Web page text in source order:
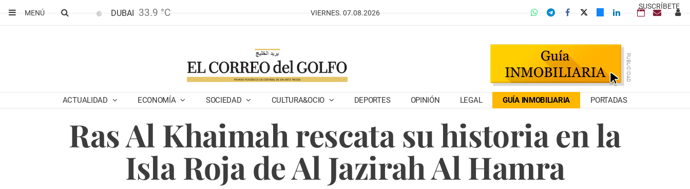
SUSCRÍBETE
MENÚ
DUBAI 33.9 °C VIERNES. 07.08.2026
ACTUALIDAD ECONOMÍA SOCIEDAD CULTURA&OCIO DEPORTES OPINIÓN LEGAL GUÍA INMOBILIARIA PORTADAS
Ras Al Khaimah rescata su historia en la
Isla Roja de Al Jazirah Al Hamra